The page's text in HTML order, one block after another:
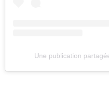
Une publication